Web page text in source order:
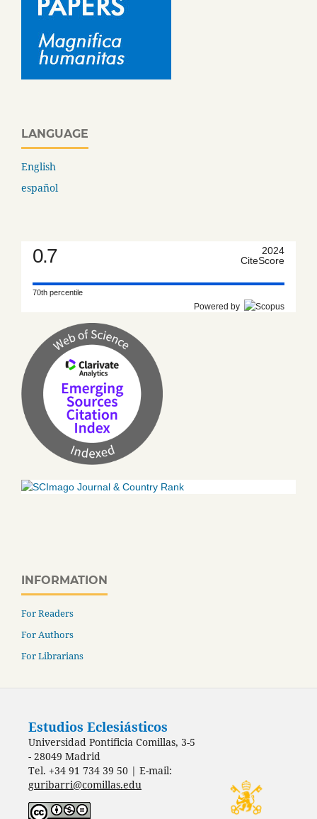
LANGUAGE
English
español
0.7
2024
CiteScore
70th percentile
Powered by
INFORMATION
For Readers
For Authors
For Librarians
Estudios Eclesiásticos
Universidad Pontificia Comillas, 3-5
- 28049 Madrid
Tel. +34 91 734 39 50 | E-mail:
guribarri@comillas.edu